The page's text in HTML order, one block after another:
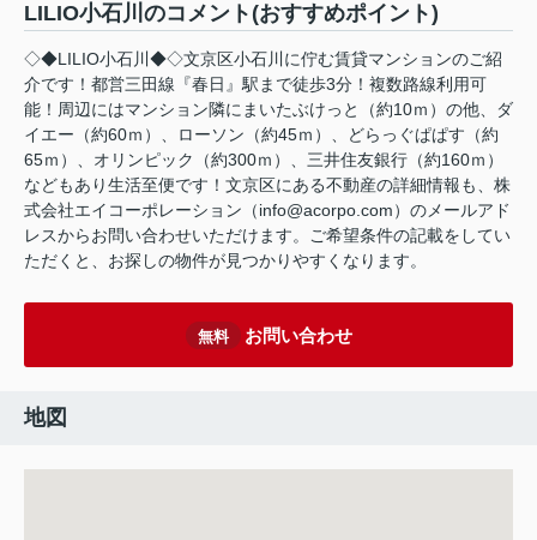
LILIO小石川のコメント(おすすめポイント)
◇◆LILIO小石川◆◇文京区小石川に佇む賃貸マンションのご紹
介です！都営三田線『春日』駅まで徒歩3分！複数路線利用可
能！周辺にはマンション隣にまいたぶけっと（約10ｍ）の他、ダ
イエー（約60ｍ）、ローソン（約45ｍ）、どらっぐぱぱす（約
65ｍ）、オリンピック（約300ｍ）、三井住友銀行（約160ｍ）
などもあり生活至便です！文京区にある不動産の詳細情報も、株
式会社エイコーポレーション（info@acorpo.com）のメールアド
レスからお問い合わせいただけます。ご希望条件の記載をしてい
ただくと、お探しの物件が見つかりやすくなります。
無料 お問い合わせ
地図